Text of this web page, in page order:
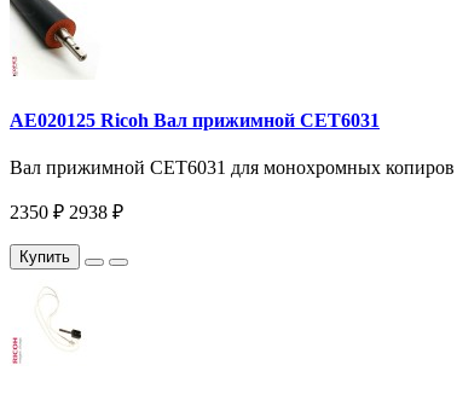
AE020125 Ricoh Вал прижимной CET6031
Вал прижимной CET6031 для монохромных
2350 ₽ 2938 ₽
Купить